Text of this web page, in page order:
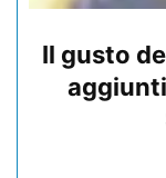
Il gusto